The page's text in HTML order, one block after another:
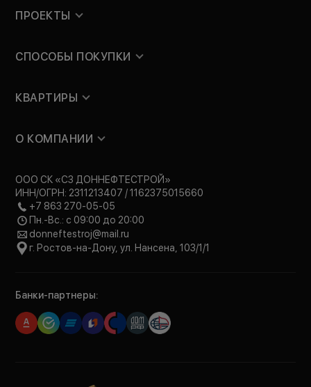
ПРОЕКТЫ
СПОСОБЫ ПОКУПКИ
КВАРТИРЫ
О КОМПАНИИ
ООО СК «СЗ ДОННЕФТЕСТРОЙ»
ИНН/ОГРН: 2311213407 / 1162375015660
+7 863 270-05-05
Пн.-Вс.: с 09:00 до 20:00
donneftestroj@mail.ru
г. Ростов-на-Дону, ул. Нансена, 103/1/1
Банки-партнеры: